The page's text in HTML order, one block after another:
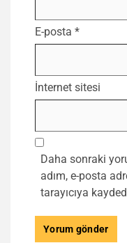
E-posta *
İnternet sitesi
Daha sonraki
adım, e-posta
tarayıcıya